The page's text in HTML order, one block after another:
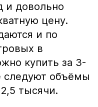
и довольно
цену.
и по
в
купить за 3-
следуют объёмы
тысячи.